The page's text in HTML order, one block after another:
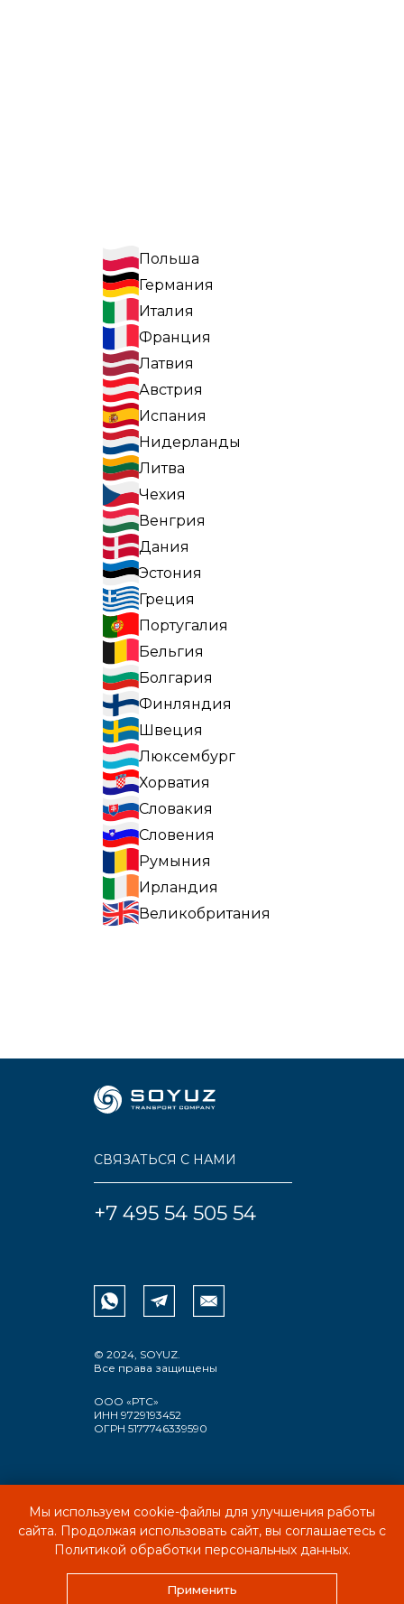
Польша
Германия
Италия
Франция
Латвия
Австрия
Испания
Нидерланды
Литва
Чехия
Венгрия
Дания
Эстония
Греция
Португалия
Бельгия
Болгария
Финляндия
Швеция
Люксембург
Хорватия
Словакия
Словения
Румыния
Ирландия
Великобритания
СВЯЗАТЬСЯ С НАМИ
+7 495 54 505 54
© 2024, SOYUZ.
Все права защищены
ПОЛИТИКА КОНФИДЕНЦИАЛЬНОСТИ
ПОЛЬЗОВАТЕЛЬСКОЕ СОГЛАШЕНИЕ
ООО «РТС»
ИНН 9729193452
ОГРН 5177746339590
Мы используем cookie-файлы для улучшения работы
сайта. Продолжая использовать сайт, вы соглашаетесь с
Политикой обработки персональных данных.
Применить